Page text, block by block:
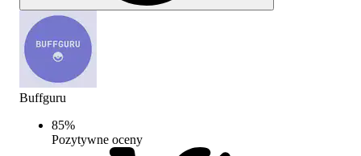
Buffguru
85%
Pozytywne oceny